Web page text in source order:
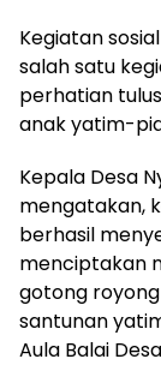
Kegiatan
salah satu
perhatian
anak yatim-
Kepala Desa
mengatakan,
berhasil
menciptakan
gotong
santunan
Aula Balai